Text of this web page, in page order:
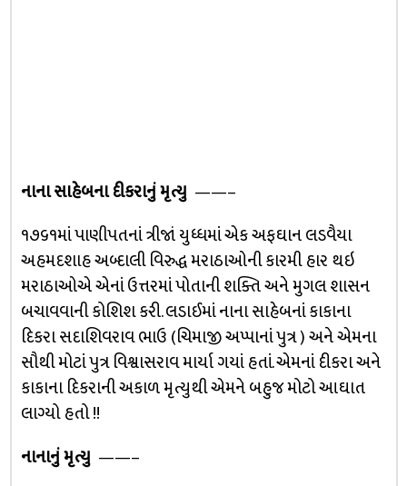
નાના સાહેબના દીકરાનું મૃત્યુ——–
૧૭૬૧માં પાણીપતનાં ત્રીજાં યુધ્ધમાં એક અફઘાન લડવૈયા
અહમદશાહ અબ્દાલી વિરુદ્ધ મરાઠાઓની કારમી હાર થઇ
મરાઠાઓએ એનાં ઉત્તરમાં પોતાની શક્તિ અને મુગલ શાસન
બચાવવાની કોશિશ કરી. લડાઈમાં નાના સાહેબનાં કાકાના
દિકરા સદાશિવરાવ ભાઉ (ચિમાજી અપ્પાનાં પુત્ર ) અને એમના
સૌથી મોટાં પુત્ર વિશ્વાસરાવ માર્યા ગયાં હતાં. એમનાં દીકરા અને
કાકાના દિકરાની અકાળ મૃત્યુથી એમને બહુજ મોટો આઘાત
લાગ્યો હતો !!
નાનાનું મૃત્યુ ——–